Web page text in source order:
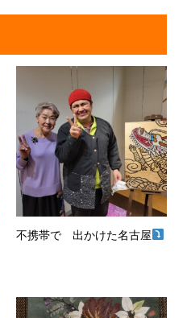
不携帯で 出かけた名古屋